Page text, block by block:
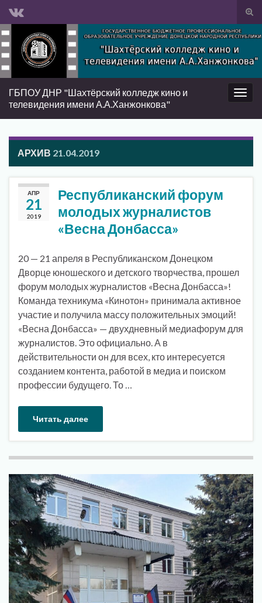
Вкл/
Search for:
Вкл/
ГБПОУ ДНР "Шахтёрский колледж кино и
телевидения имени А.А.Ханжонкова"
АРХИВ 21.04.2019
АПР
21
2019
Республиканский форум
молодых журналистов
«Весна Донбасса»
20 — 21 апреля в Республиканском Донецком
Дворце юношеского и детского творчества, прошел
форум молодых журналистов «Весна Донбасса»!
Команда техникума «Кинотон» принимала активное
участие и получила массу положительных эмоций!
«Весна Донбасса» — двухдневный медиафорум для
журналистов. Это официально. А в
действительности он для всех, кто интересуется
созданием контента, работой в медиа и поиском
профессии будущего. То …
Читать далее